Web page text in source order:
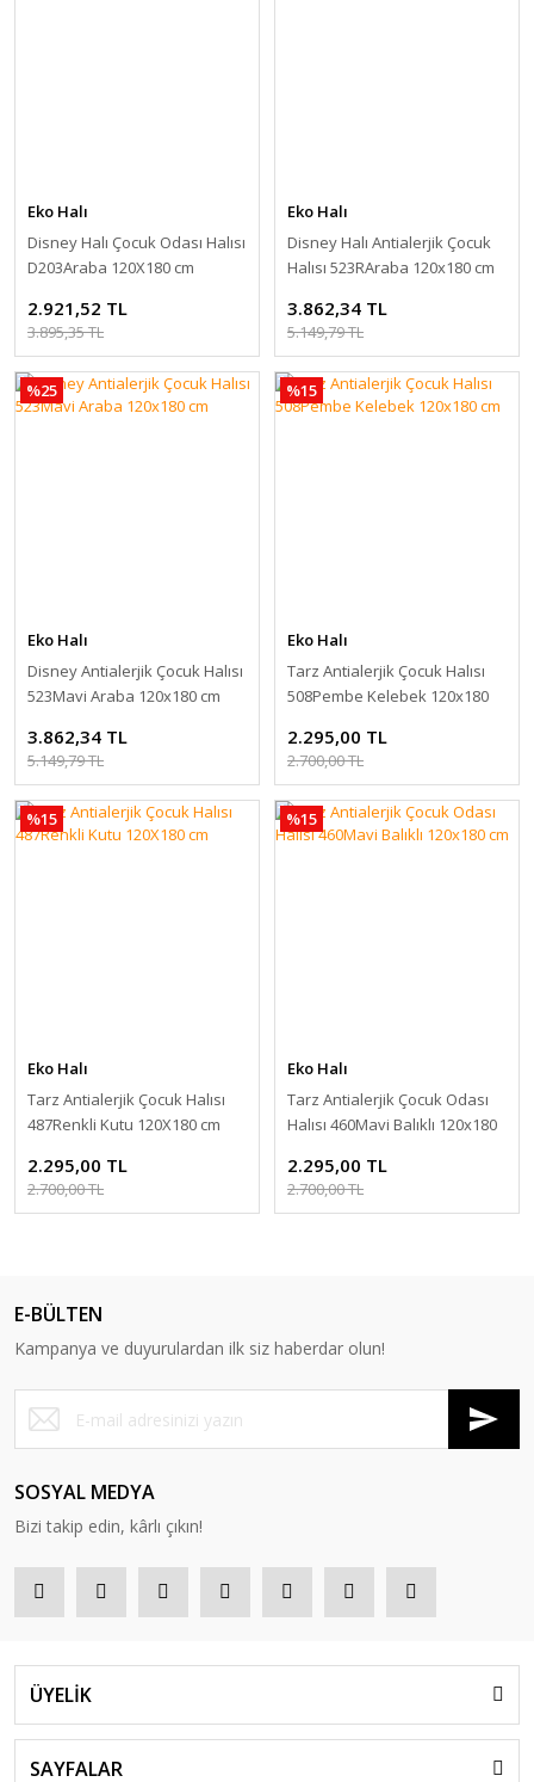
Eko Halı
Disney Halı Çocuk Odası Halısı
D203Araba 120X180 cm
2.921,52 TL
3.895,35 TL
Eko Halı
Disney Halı Antialerjik Çocuk
Halısı 523RAraba 120x180 cm
3.862,34 TL
5.149,79 TL
%25
Eko Halı
Disney Antialerjik Çocuk Halısı
523Mavi Araba 120x180 cm
3.862,34 TL
5.149,79 TL
%15
Eko Halı
Tarz Antialerjik Çocuk Halısı
508Pembe Kelebek 120x180
2.295,00 TL
2.700,00 TL
%15
Eko Halı
Tarz Antialerjik Çocuk Halısı
487Renkli Kutu 120X180 cm
2.295,00 TL
2.700,00 TL
%15
Eko Halı
Tarz Antialerjik Çocuk Odası
Halısı 460Mavi Balıklı 120x180
2.295,00 TL
2.700,00 TL
E-BÜLTEN
Kampanya ve duyurulardan ilk siz haberdar olun!
SOSYAL MEDYA
Bizi takip edin, kârlı çıkın!
ÜYELİK
SAYFALAR